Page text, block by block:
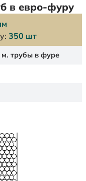
в евро-фуру
350 шт
м. трубы в фуре